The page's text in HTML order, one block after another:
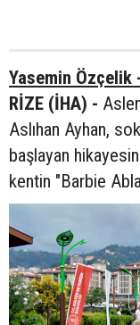
Yasemin Özçelik
RİZE (İHA) -
Aslıhan Ayhan,
başlayan
kentin "Barbie